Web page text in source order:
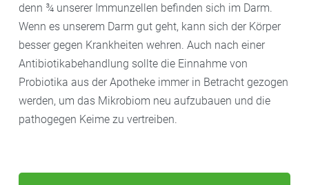
– Achtung: „Wenn die Milchsäurebakterien aktiv sind,
blubbert und rülpst es, den Deckel noch nicht fest
zuschrauben. Dann herrscht Leben im Glas, und es
kann Übersprudeln“, rät er. Deshalb sollte man auch
etwas unterstellen.
dann sollte man den Deckel fest zuschrauben und
denn ¾ unserer Immunzellen befinden sich im Darm.
Wenn es unserem Darm gut geht, kann sich der Körper
besser gegen Krankheiten wehren. Auch nach einer
Antibiotikabehandlung sollte die Einnahme von
Probiotika aus der Apotheke immer in Betracht gezogen
werden, um das Mikrobiom neu aufzubauen und die
pathogegen Keime zu vertreiben.